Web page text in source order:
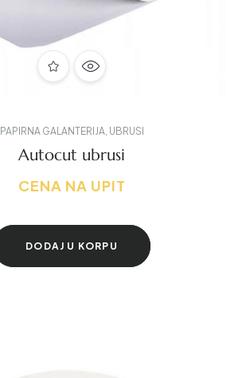
PAPIRNA GALANTERIJA UBRUSI
Autocut ubrusi
CENA NA UPIT
DODAJ U KORPU